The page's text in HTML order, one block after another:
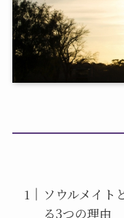
ソウルメイト
る3つの理由